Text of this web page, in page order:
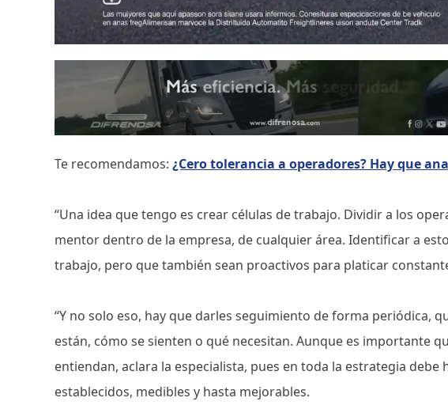
Te recomendamos:¿Cero tolerancia a operadores? Hay que
“Una idea que tengo es crear células de trabajo. Dividir a los
mentor dentro de la empresa, de cualquier área. Identificar a
trabajo, pero que también sean proactivos para platicar
“Y no solo eso, hay que darles seguimiento de forma periódica,
están, cómo se sienten o qué necesitan. Aunque es importante
entiendan, aclara la especialista, pues en toda la estrategia
establecidos, medibles y hasta mejorables.